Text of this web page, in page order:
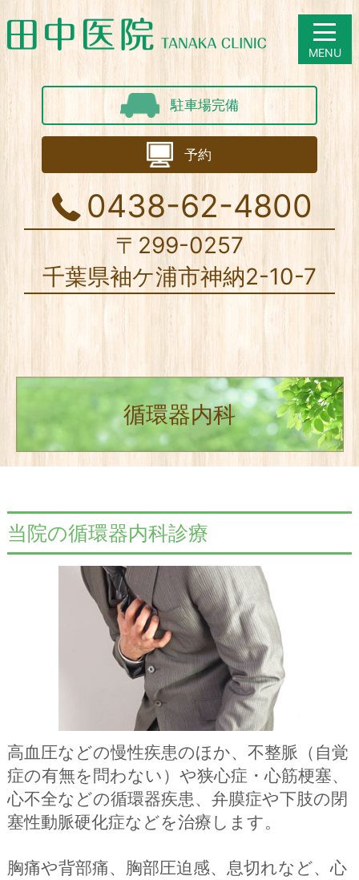
駐車場完備
予約
0438-62-4800
〒299-0257
千葉県袖ケ浦市神納2-10-7
循環器内科
当院の循環器内科診療
高血圧などの慢性疾患のほか、不整脈（自覚
症の有無を問わない）や狭心症・心筋梗塞、
心不全などの循環器疾患、弁膜症や下肢の閉
塞性動脈硬化症などを治療します。
胸痛や背部痛、胸部圧迫感、息切れなど、心